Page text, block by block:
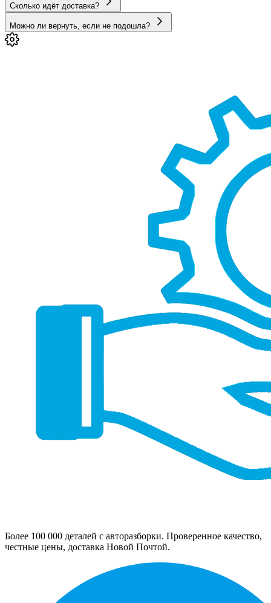
Сколько идёт доставка?
Можно ли вернуть, если не подошла?
Более 100 000 деталей с авторазборки. Проверенное качество,
честные цены, доставка Новой Почтой.